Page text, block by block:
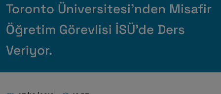
Toronto Üniversitesi'nden Misafir
Öğretim Görevlisi İSÜ'de Ders
Veriyor.